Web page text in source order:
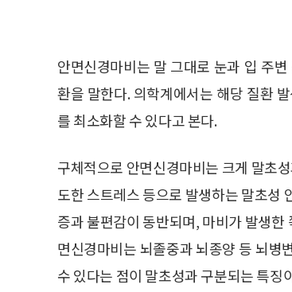
안면신경마비는 말 그대로 눈과 입 주
환을 말한다. 의학계에서는 해당 질환
를 최소화할 수 있다고 본다.
구체적으로 안면신경마비는 크게 말초
도한 스트레스 등으로 발생하는 말초성
증과 불편감이 동반되며, 마비가 발생
면신경마비는 뇌졸중과 뇌종양 등 뇌병
수 있다는 점이 말초성과 구분되는 특징